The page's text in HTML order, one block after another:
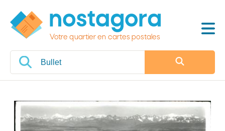
Votre quartier en cartes postales